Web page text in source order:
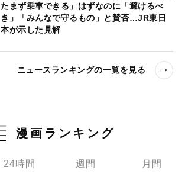
たまず乗車できる」はずなのに「避けるべ
き」「みんなで守るもの」と賛否…JR東日
本が示した見解
ニュースランキングの一覧を見る
漫画ランキング
24時間 週間 月間